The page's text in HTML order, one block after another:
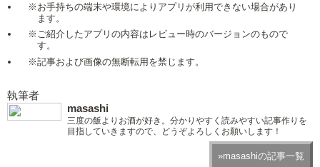
※お手持ちの端末や環境によりアプリが利用できない場合があり
ます。
※ご紹介したアプリの内容はレビュー時のバージョンのもので
す。
※記事および画像の無断転用を禁じます。
執筆者
masashi
三度の飯よりお酒が好き。分かりやすく読みやすい記事作りを
目指していきますので、どうぞよろしくお願いします！
»masashiの記事一覧